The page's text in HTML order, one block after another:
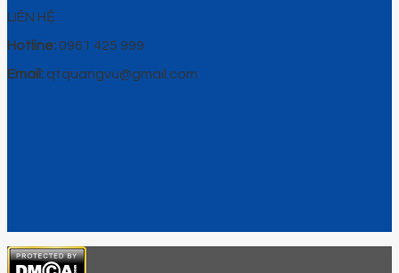
LIÊN HỆ
Hotline: 0961 425 999
Email: qtquangvu@gmail.com